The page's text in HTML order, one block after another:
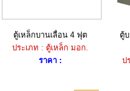
ตู้เหล็กบานเลื่อน 4 ฟุต
ประเภท : ตู้เหล็ก มอก.
ราคา :
ตู้
ป